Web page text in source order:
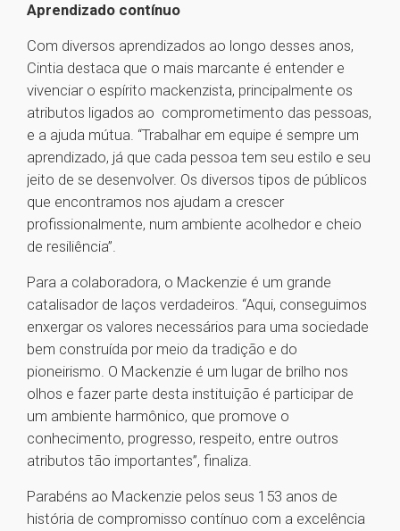
Aprendizado contínuo
Com diversos aprendizados ao longo desses anos,
Cintia destaca que o mais marcante é entender e
vivenciar o espírito mackenzista, principalmente os
atributos ligados ao comprometimento das pessoas,
e a ajuda mútua. “Trabalhar em equipe é sempre um
aprendizado, já que cada pessoa tem seu estilo e seu
jeito de se desenvolver. Os diversos tipos de públicos
que encontramos nos ajudam a crescer
profissionalmente, num ambiente acolhedor e cheio
de resiliência”.
Para a colaboradora, o Mackenzie é um grande
catalisador de laços verdadeiros. “Aqui, conseguimos
enxergar os valores necessários para uma sociedade
bem construída por meio da tradição e do
pioneirismo. O Mackenzie é um lugar de brilho nos
olhos e fazer parte desta instituição é participar de
um ambiente harmônico, que promove o
conhecimento, progresso, respeito, entre outros
atributos tão importantes”, finaliza.
Parabéns ao Mackenzie pelos seus 153 anos de
história de compromisso contínuo com a excelência